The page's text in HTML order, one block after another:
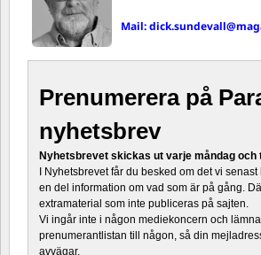
Mail:
Prenumerera på
nyhetsbrev
Nyhetsbrevet skickas ut varje måndag och
I Nyhetsbrevet får du besked om det vi
en del information om vad som är på gång.
extramaterial som inte publiceras på sajten.
Vi ingår inte i någon mediekoncern och
prenumerantlistan till någon, så din
avvägar.